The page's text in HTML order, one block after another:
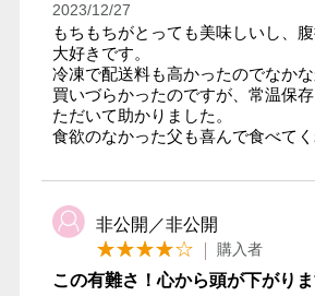
2023/12/27
もちもちがとっても美味しいし、
大好きです。
冷凍で配送料も高かったのでなか
買いづらかったのですが、常温保
ただいて助かりました。
食欲のなかった父も喜んで食べてく
非公開／非公開
購入者
この有難さ！心から頭が下がりま